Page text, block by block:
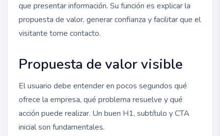
que presentar información. Su función es explicar la
propuesta de valor, generar confianza y facilitar que el
visitante tome contacto.
Propuesta de valor visible
El usuario debe entender en pocos segundos qué
ofrece la empresa, qué problema resuelve y qué
acción puede realizar. Un buen H1, subtítulo y CTA
inicial son fundamentales.